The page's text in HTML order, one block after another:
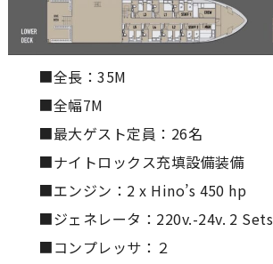
■全長：35M
■全幅7M
■最大ゲスト定員：26名
■ナイトロックス充填設備装備
■エンジン：2 x Hino’s 450 hp
■ジェネレータ：220v.-24v. 2 Sets
■コンプレッサ：２